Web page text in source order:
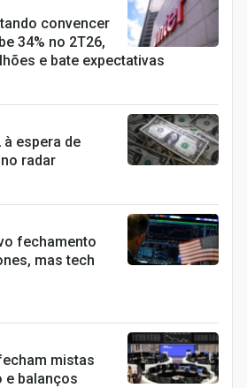
convencer
34% no 2T26,
e bate expectativas
à espera de
radar
fechamento
mas tech
mistas
e balanços